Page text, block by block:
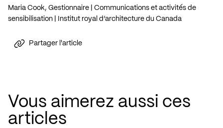
Maria Cook, Gestionnaire | Communications et activités de
sensibilisation | Institut royal d’architecture du Canada
Partager l'article
Vous aimerez aussi ces
articles